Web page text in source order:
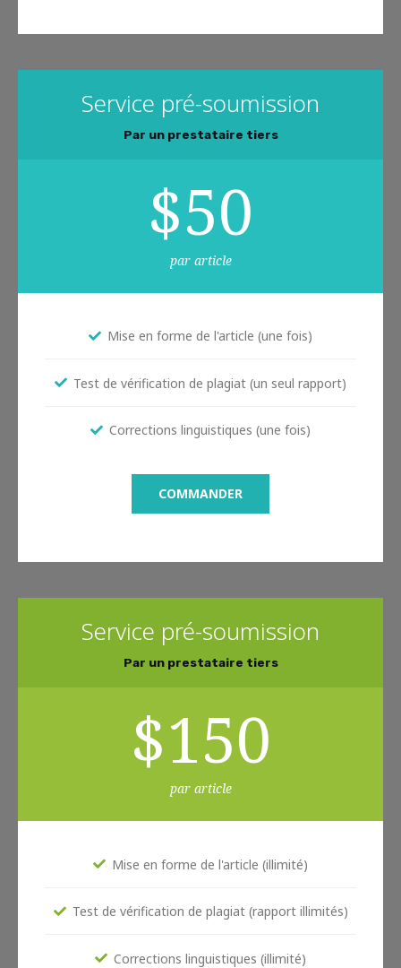
Service pré-soumission
Par un prestataire tiers
$50
par article
Mise en forme de l'article (une fois)
Test de vérification de plagiat (un seul rapport)
Corrections linguistiques (une fois)
COMMANDER
Service pré-soumission
Par un prestataire tiers
$150
par article
Mise en forme de l'article (illimité)
Test de vérification de plagiat (rapport illimités)
Corrections linguistiques (illimité)